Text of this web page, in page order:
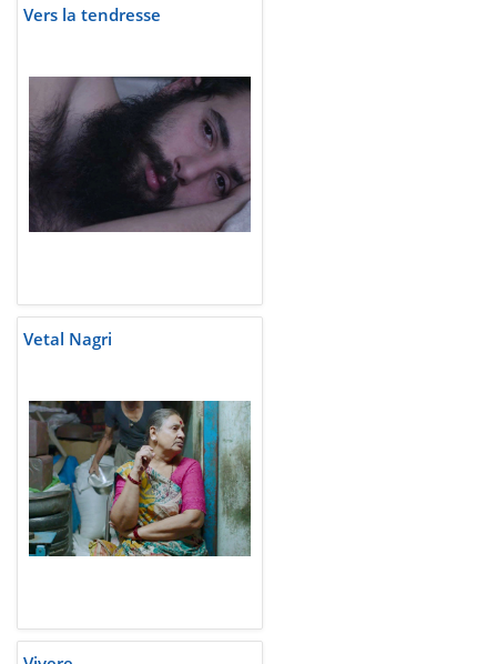
Vers la tendresse
Vetal Nagri